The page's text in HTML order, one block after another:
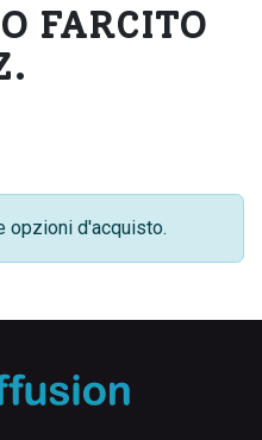
FARCITO
opzioni d'acquisto.